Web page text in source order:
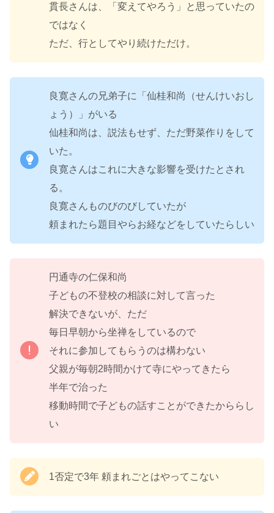
貫長さんは、「変えてやろう」と思っていたの
ではなく
ただ、行としてやり続けただけ。
良寛さんの兄弟子に「仙桂和尚（せんけいおし
ょう）」がいる
仙桂和尚は、説法もせず、ただ野菜作りをして
いた。
良寛さんはこれに大きな影響を受けたとされ
る。
良寛さんものびのびしていたが
頼まれたら題目やらお経などをしていたらしい
円通寺の仁保和尚
子どもの不登校の相談に対して言った
解決できないが、ただ
毎日早朝から坐禅をしているので
それに参加してもらうのは構わない
父親が毎朝2時間かけて寺にやってきたら
半年で治った
移動時間で子どもの話すことができたかららし
い
1否定で3年 頼まれごとはやってこない